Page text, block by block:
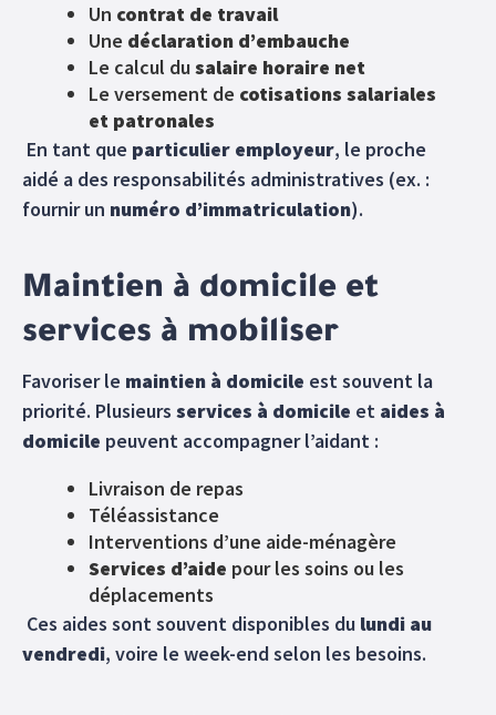
Un contrat de travail
Une déclaration d’embauche
Le calcul dusalaire horaire net
Le versement de cotisations salariales
et patronales
En tant que particulier employeur, le proche
aidé a des responsabilités administratives (ex. :
fournir un numéro d’immatriculation).
Maintien à domicile et
services à mobiliser
Favoriser le maintien à domicile est souvent la
priorité. Plusieurs services à domicile et aides à
domicile peuvent accompagner l’aidant :
Livraison de repas
Téléassistance
Interventions d’une aide-ménagère
Services d’aide pour les soins ou les
déplacements
Ces aides sont souvent disponibles du lundi au
vendredi, voire le week-end selon les besoins.